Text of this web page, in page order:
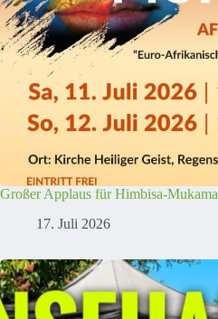
Großer Applaus für Himbisa-Mukama
17. Juli 2026